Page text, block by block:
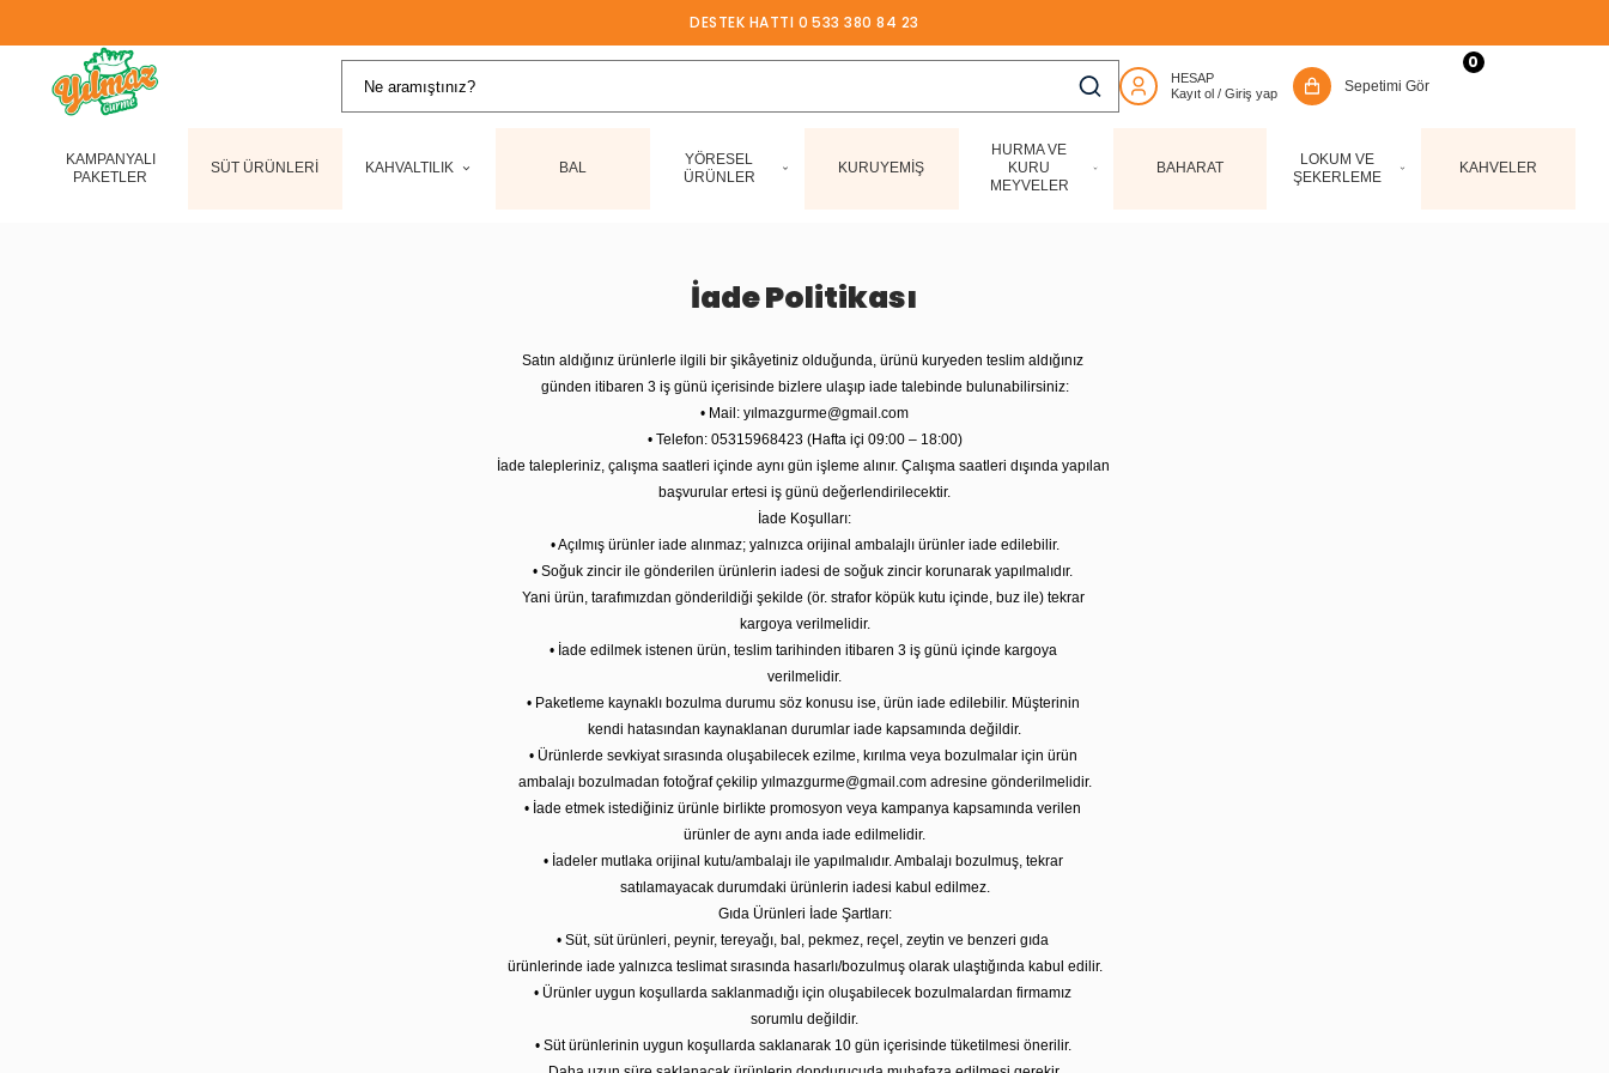
DESTEK HATTI 0 533 380 84 23
KAMPANYALI
PAKETLER
SÜT ÜRÜNLERİ KAHVALTILIK BAL
YÖRESEL
ÜRÜNLER
KURUYEMİŞ
HURMA VE
KURU
MEYVELER
BAHARAT
LOKUM VE
ŞEKERLEME
KAHVELER
0
İade Politikası
Satın aldığınız ürünlerle ilgili bir şikâyetiniz olduğunda, ürünü kuryeden teslim aldığınız
günden itibaren 3 iş günü içerisinde bizlere ulaşıp iade talebinde bulunabilirsiniz:
• Mail: yı lmazgurme@gmail.com
• Telefon: 05315968423 (Hafta içi 09:00 – 18:00)
İade talepleriniz, çalışma saatleri içinde aynı gün işleme alınır. Çalışma saatleri dışında yapılan
başvurular ertesi iş günü değerlendirilecektir.
İade Koşulları:
• Açılmış ürünler iade alınmaz; yalnızca orijinal ambalajlı ürünler iade edilebilir.
• Soğuk zincir ile gönderilen ürünlerin iadesi de soğuk zincir korunarak yapılmalıdır.
Yani ürün, tarafımızdan gönderildiği şekilde (ör. strafor köpük kutu içinde, buz ile) tekrar
kargoya verilmelidir.
• İade edilmek istenen ürün, teslim tarihinden itibaren 3 iş günü içinde kargoya
verilmelidir.
• Paketleme kaynaklı bozulma durumu söz konusu ise, ürün iade edilebilir. Müşterinin
kendi hatasından kaynaklanan durumlar iade kapsamında değildir.
• Ürünlerde sevkiyat sırasında oluşabilecek ezilme, kırılma veya bozulmalar için ürün
ambalajı bozulmadan fotoğraf çekilip yılmazgurme@gmail.comadresine gönderilmelidir.
• İade etmek istediğiniz ürünle birlikte promosyon veya kampanya kapsamında verilen
ürünler de aynı anda iade edilmelidir.
• İadeler mutlaka orijinal kutu/ambalajı ile yapılmalıdır. Ambalajı bozulmuş, tekrar
satılamayacak durumdaki ürünlerin iadesi kabul edilmez.
Gıda Ürünleri İade Şartları:
• Süt, süt ürünleri, peynir, tereyağı, bal, pekmez, reçel, zeytin ve benzeri gıda
ürünlerinde iade yalnızca teslimat sırasında hasarlı/bozulmuş olarak ulaştığında kabul edilir.
• Ürünler uygun koşullarda saklanmadığı için oluşabilecek bozulmalardan firmamız
sorumlu değildir.
• Süt ürünlerinin uygun koşullarda saklanarak 10 gün içerisinde tüketilmesi önerilir.